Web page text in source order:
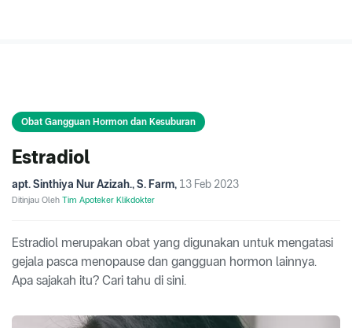
Obat Gangguan Hormon dan Kesuburan
Estradiol
apt. Sinthiya Nur Azizah., S. Farm, 13 Feb 2023
Ditinjau Oleh Tim Apoteker Klikdokter
Estradiol merupakan obat yang digunakan untuk mengatasi
gejala pasca menopause dan gangguan hormon lainnya.
Apa sajakah itu? Cari tahu di sini.